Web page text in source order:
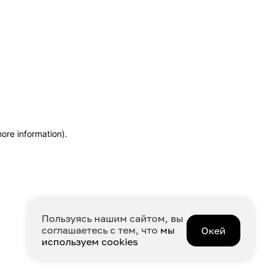
Пользуясь нашим сайтом, вы
соглашаетесь с тем, что мы
используем cookies
Окей
information).